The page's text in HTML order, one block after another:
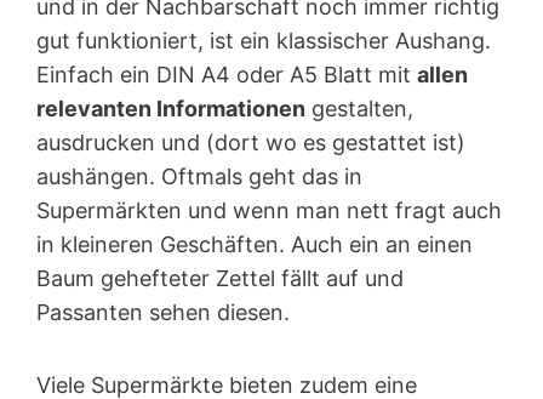
und in der Nachbarschaft noch immer richtig
gut funktioniert, ist ein klassischer Aushang.
Einfach ein DIN A4 oder A5 Blatt mit allen
relevanten Informationen gestalten,
ausdrucken und (dort wo es gestattet ist)
aushängen. Oftmals geht das in
Supermärkten und wenn man nett fragt auch
in kleineren Geschäften. Auch ein an einen
Baum gehefteter Zettel fällt auf und
Passanten sehen diesen.
Viele Supermärkte bieten zudem eine